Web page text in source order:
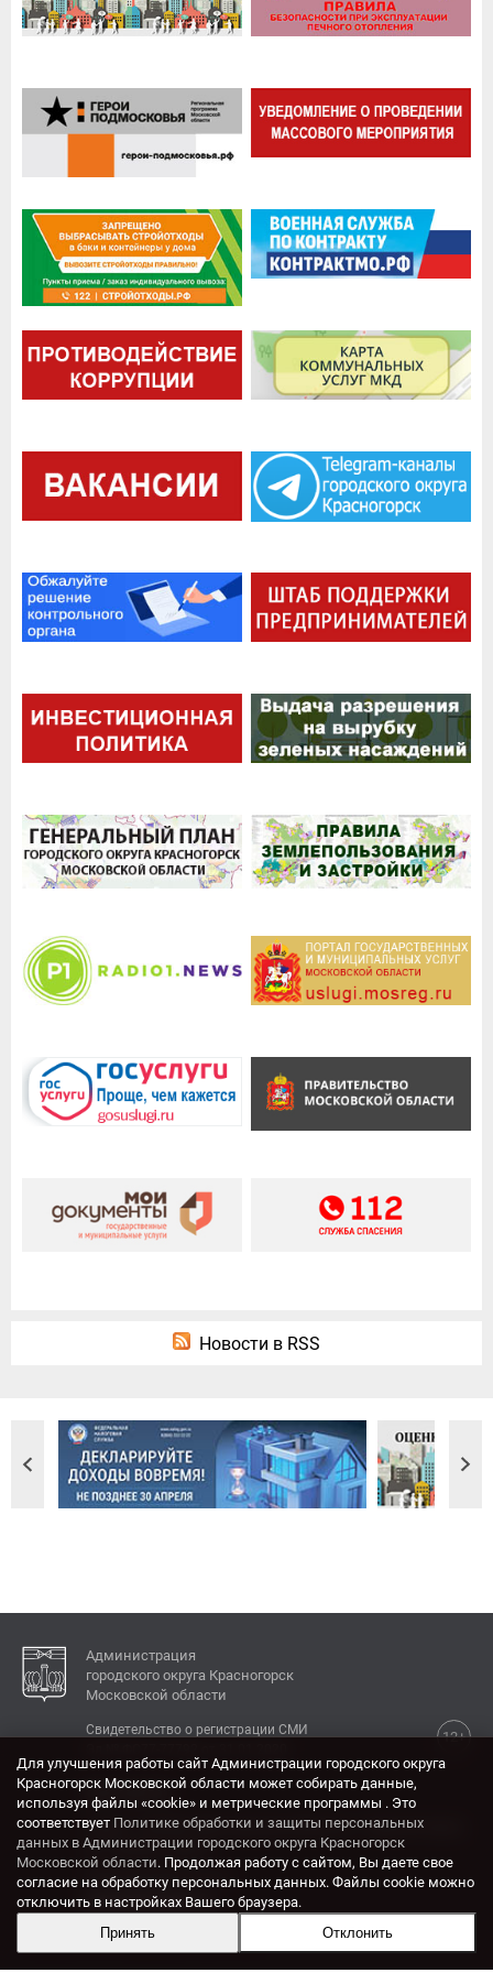
Новости в RSS
Администрация
городского округа Красногорск
Московской области
12+
Свидетельство о регистрации СМИ
КОНТАКТЫ
Адрес: 143404, Московская область, г. Красногорск,
ул. Ленина, дом 4.
Электронная почта:
krasrn@mosreg.ru
Разработка и поддержка сайта ADN
Для улучшения работы сайт Администрации городского округа
Красногорск Московской области может собирать данные,
используя файлы «cookie» и метрические программы . Это
соответствует Политике обработки и защиты персональных
данных в Администрации городского округа Красногорск
Московской области. Продолжая работу с сайтом, Вы даете свое
согласие на обработку персональных данных. Файлы cookie можно
отключить в настройках Вашего браузера.
Принять
Отклонить